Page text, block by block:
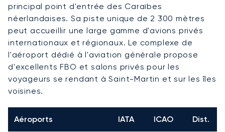
principal point d'entrée des Caraïbes
néerlandaises. Sa piste unique de 2 300 mètres
peut accueillir une large gamme d'avions privés
internationaux et régionaux. Le complexe de
l'aéroport dédié à l'aviation générale propose
d'excellents FBO et salons privés pour les
voyageurs se rendant à Saint-Martin et sur les îles
voisines.
Aéroports IATA ICAO Dist.